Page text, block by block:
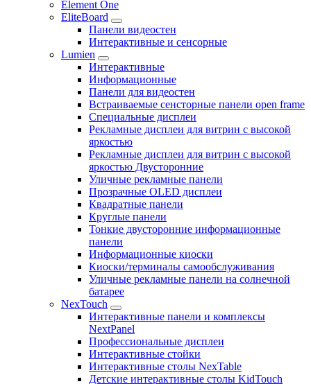
Element One
EliteBoard
Панели видеостен
Интерактивные и сенсорные
Lumien
Интерактивные
Информационные
Панели для видеостен
Встраиваемые сенсторные панели open frame
Специальные дисплеи
Рекламные дисплеи для витрин с высокой
яркостью
Рекламные дисплеи для витрин с высокой
яркостью Двусторонние
Уличные рекламные панели
Прозрачные OLED дисплеи
Квадратные панели
Круглые панели
Тонкие двусторонние информационные
панели
Информационные киоски
Киоски/терминалы самообслуживания
Уличные рекламные панели на солнечной
батарее
NexTouch
Интерактивные панели и комплексы
NextPanel
Профессиональные дисплеи
Интерактивные стойки
Интерактивные столы NexTable
Детские интерактивные столы KidTouch